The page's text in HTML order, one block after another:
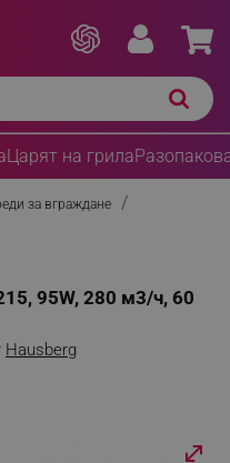
Царят на грила
за вграждане
95W, 280 м3/ч, 60
Hausberg